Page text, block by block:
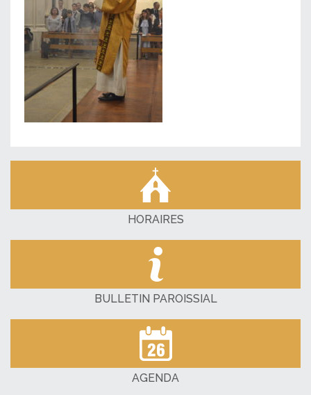
HORAIRES
BULLETIN PAROISSIAL
AGENDA